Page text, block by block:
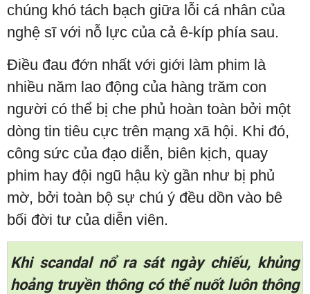
chúng khó tách bạch giữa lỗi cá nhân của
nghệ sĩ với nỗ lực của cả ê-kíp phía sau.
Điều đau đớn nhất với giới làm phim là
nhiều năm lao động của hàng trăm con
người có thể bị che phủ hoàn toàn bởi một
dòng tin tiêu cực trên mạng xã hội. Khi đó,
công sức của đạo diễn, biên kịch, quay
phim hay đội ngũ hậu kỳ gần như bị phủ
mờ, bởi toàn bộ sự chú ý đều dồn vào bê
bối đời tư của diễn viên.
Khi scandal nổ ra sát ngày chiếu, khủng
hoảng truyền thông có thể nuốt luôn thông